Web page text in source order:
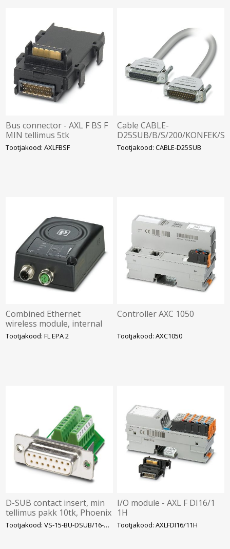
Bus connector - AXL F BS F
MIN tellimus 5tk
Tootjakood: AXLFBSF
Cable CABLE-
D25SUB/B/S/200/KONFEK/S
Phoenix Contact
Tootjakood: CABLE-D25SUB
Combined Ethernet
wireless module, internal
antenna, Wi-Fi: AP
Bluetoot, PAN, 24VDC
Tootjakood: FL EPA 2
Controller AXC 1050
Tootjakood: AXC1050
D-SUB contact insert, min
tellimus pakk 10tk, Phoenix
Tootjakood: VS-15-BU-DSUB/16-MPT
I/O module - AXL F DI16/1
1H
Tootjakood: AXLFDI16/11H